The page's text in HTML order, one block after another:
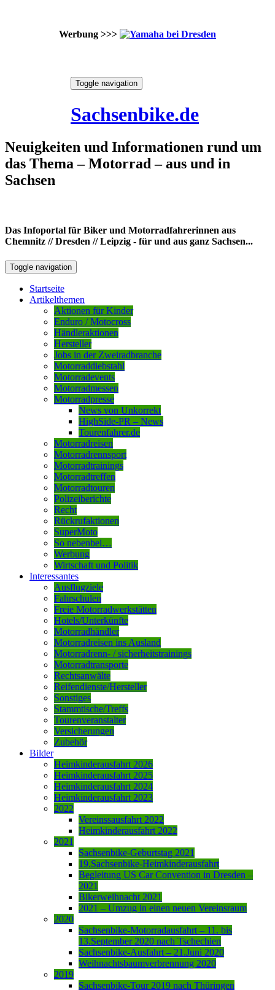
Werbung >>>
Toggle navigation
Sachsenbike.de
Neuigkeiten und Informationen rund um
das Thema – Motorrad – aus und in
Sachsen
Das Infoportal für Biker und Motorradfahrerinnen aus
Chemnitz // Dresden // Leipzig - für und aus ganz Sachsen...
Toggle navigation
Startseite
Artikelthemen
Aktionen für Kinder
Enduro / Motocross
Händleraktionen
Hersteller
Jobs in der Zweiradbranche
Motorraddiebstahl
Motorradevents
Motorradmessen
Motorradpresse
News von Unkorrekt
HighSide-PR – News
Tourenfahrer.de
Motorradreisen
Motorradrennsport
Motorradtrainings
Motorradtreffen
Motorradtouren
Polizeiberichte
Recht
Rückrufaktionen
SuperMoto
So nebenbei…
Werbung
Wirtschaft und Politik
Interessantes
Ausflugziele
Fahrschulen
Freie Motorradwerkstätten
Hotels/Unterkünfte
Motorradhändler
Motorradreisen ins Ausland
Motorradrenn- / sicherheitstrainings
Motorradtransporte
Rechtsanwälte
Reifendienste/Hersteller
Sonstiges
Stammtische/Treffs
Tourenveranstalter
Versicherungen
Zubehör
Bilder
Heimkinderausfahrt 2026
Heimkinderausfahrt 2025
Heimkinderausfahrt 2024
Heimkinderausfahrt 2023
2022
Vereinssausfahrt 2022
Heimkinderausfahrt 2022
2021
Sachsenbike-Geburtstag 2021
19.Sachsenbike-Heimkinderausfahrt
Begleitung US Car Convention in Dresden –
2021
Bikerweihnacht 2021
2021 – Umzug in einen neuen Vereinsraum
2020
Sachsenbike-Motorradausfahrt – 11. bis
13.September 2020 nach Tschechien
Sachsenbike-Ausfahrt – 21.Juni 2020
Weihnachtsbaumverbrennung 2020
2019
Sachsenbike-Tour 2019 nach Thüringen